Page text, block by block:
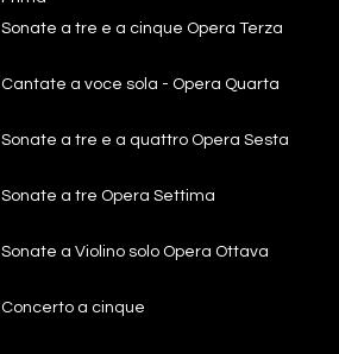
Sonate a tre e a cinque Opera Terza
Cantate a voce sola - Opera Quarta
Sonate a tre e a quattro Opera Sesta
Sonate a tre Opera Settima
Sonate a Violino solo Opera Ottava
Concerto a cinque